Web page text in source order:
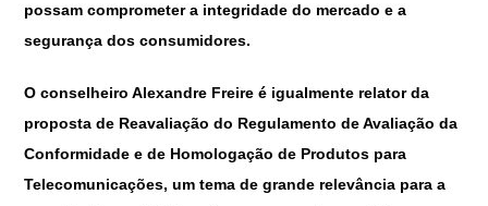
possam comprometer a integridade do mercado e a
segurança dos consumidores.
O conselheiro Alexandre Freire é igualmente relator da
proposta de Reavaliação do Regulamento de Avaliação da
Conformidade e de Homologação de Produtos para
Telecomunicações, um tema de grande relevância para a